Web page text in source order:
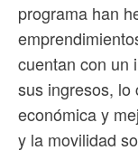
programa han
cuentan con un
sus ingresos,
económica y
y la movilidad